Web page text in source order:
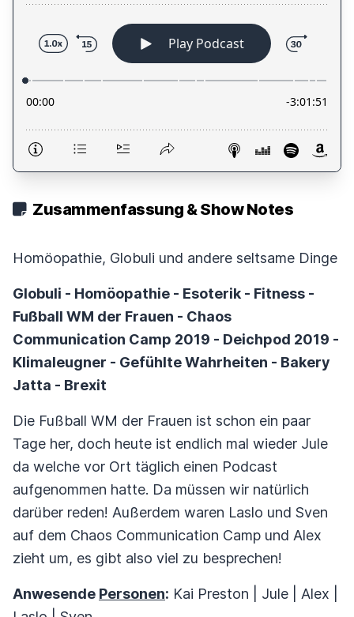
Zusammenfassung & Show Notes
Homöopathie, Globuli und andere seltsame Dinge
Globuli - Homöopathie - Esoterik - Fitness -
Fußball WM der Frauen - Chaos
Communication Camp 2019 - Deichpod 2019 -
Klimaleugner - Gefühlte Wahrheiten - Bakery
Jatta - Brexit
Die Fußball WM der Frauen ist schon ein paar
Tage her, doch heute ist endlich mal wieder Jule
da welche vor Ort täglich einen Podcast
aufgenommen hatte. Da müssen wir natürlich
darüber reden! Außerdem waren Laslo und Sven
auf dem Chaos Communication Camp und Alex
zieht um, es gibt also viel zu besprechen!
Anwesende Personen: Kai Preston | Jule | Alex |